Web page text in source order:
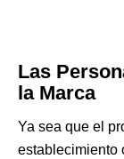
Las
la Marca
Ya sea que el
establecimiento